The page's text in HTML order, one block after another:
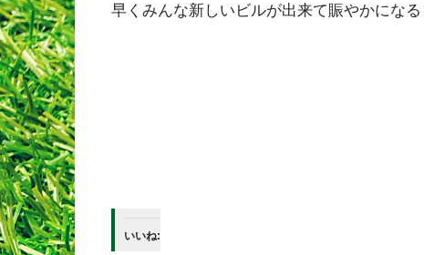
早くみんな新しいビルが出来て賑やかにな
いいね: